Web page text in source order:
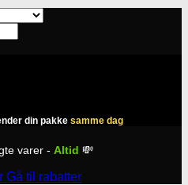
din pakke samme dag
varer - Altid 💸
Gå til rabatter